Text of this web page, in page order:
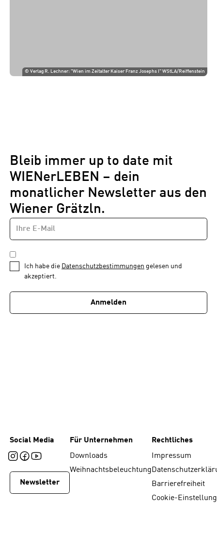
©Verlag R. Lechner: "Wien im Zeitalter Kaiser Franz Josephs I" WStLA/Reiffenstein
Bleib immer up to date mit
WIENerLEBEN – dein
monatlicher Newsletter aus den
Wiener Grätzln.
Newsletter
1
von
E-
MAIL-
ADRESSE
DATENSCHUTZBESTIMMUNGEN
*
Ich habe die Datenschutzbestimmungen gelesen und
akzeptiert.
Anmelden
Social Media
Newsletter
Für Unternehmen
Downloads
Weihnachtsbeleuchtung
Rechtliches
Impressum
Barrierefreiheit
Cookie-